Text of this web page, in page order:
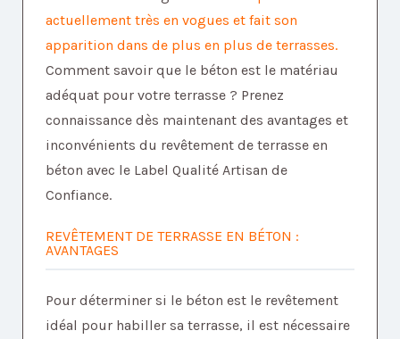
actuellement très en vogues et fait son
apparition dans de plus en plus de terrasses.
Comment savoir que le béton est le matériau
adéquat pour votre terrasse ? Prenez
connaissance dès maintenant des avantages et
inconvénients du revêtement de terrasse en
béton avec le Label Qualité Artisan de
Confiance.
REVÊTEMENT DE TERRASSE EN BÉTON :
AVANTAGES
Pour déterminer si le béton est le revêtement
idéal pour habiller sa terrasse, il est nécessaire